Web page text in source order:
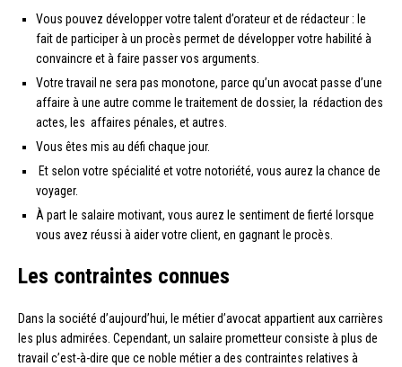
Vous pouvez développer votre talent d’orateur et de rédacteur : le
fait de participer à un procès permet de développer votre habilité à
convaincre et à faire passer vos arguments.
Votre travail ne sera pas monotone, parce qu’un avocat passe d’une
affaire à une autre comme le traitement de dossier, la rédaction des
actes, les affaires pénales, et autres.
Vous êtes mis au défi chaque jour.
Et selon votre spécialité et votre notoriété, vous aurez la chance de
voyager.
À part le salaire motivant, vous aurez le sentiment de fierté lorsque
vous avez réussi à aider votre client, en gagnant le procès.
Les contraintes connues
Dans la société d’aujourd’hui, le métier d’avocat appartient aux carrières
les plus admirées. Cependant, un salaire prometteur consiste à plus de
travail c’est-à-dire que ce noble métier a des contraintes relatives à